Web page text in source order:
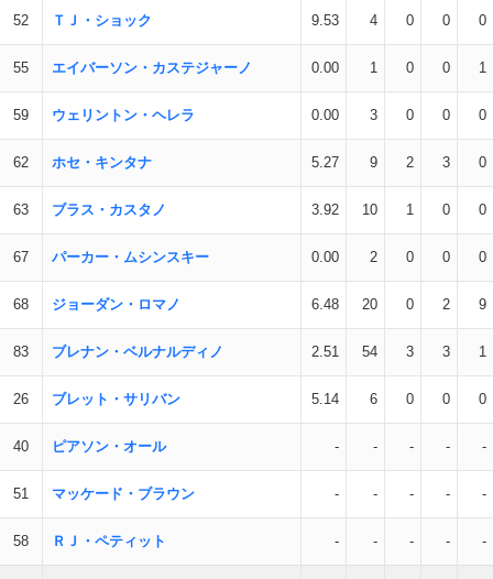
52 ＴＪ・ショック 9.53 4 0 0 0
55 エイバーソン・カステジャーノ 0.00 1 0 0 1
59 ウェリントン・ヘレラ 0.00 3 0 0 0
62 ホセ・キンタナ 5.27 9 2 3 0
63 ブラス・カスタノ 3.92 10 1 0 0
67 パーカー・ムシンスキー 0.00 2 0 0 0
68 ジョーダン・ロマノ 6.48 20 0 2 9
83 ブレナン・ベルナルディノ 2.51 54 3 3 1
26 ブレット・サリバン 5.14 6 0 0 0
40 ピアソン・オール - - - - -
51 マッケード・ブラウン - - - - -
58 ＲＪ・ペティット - - - - -